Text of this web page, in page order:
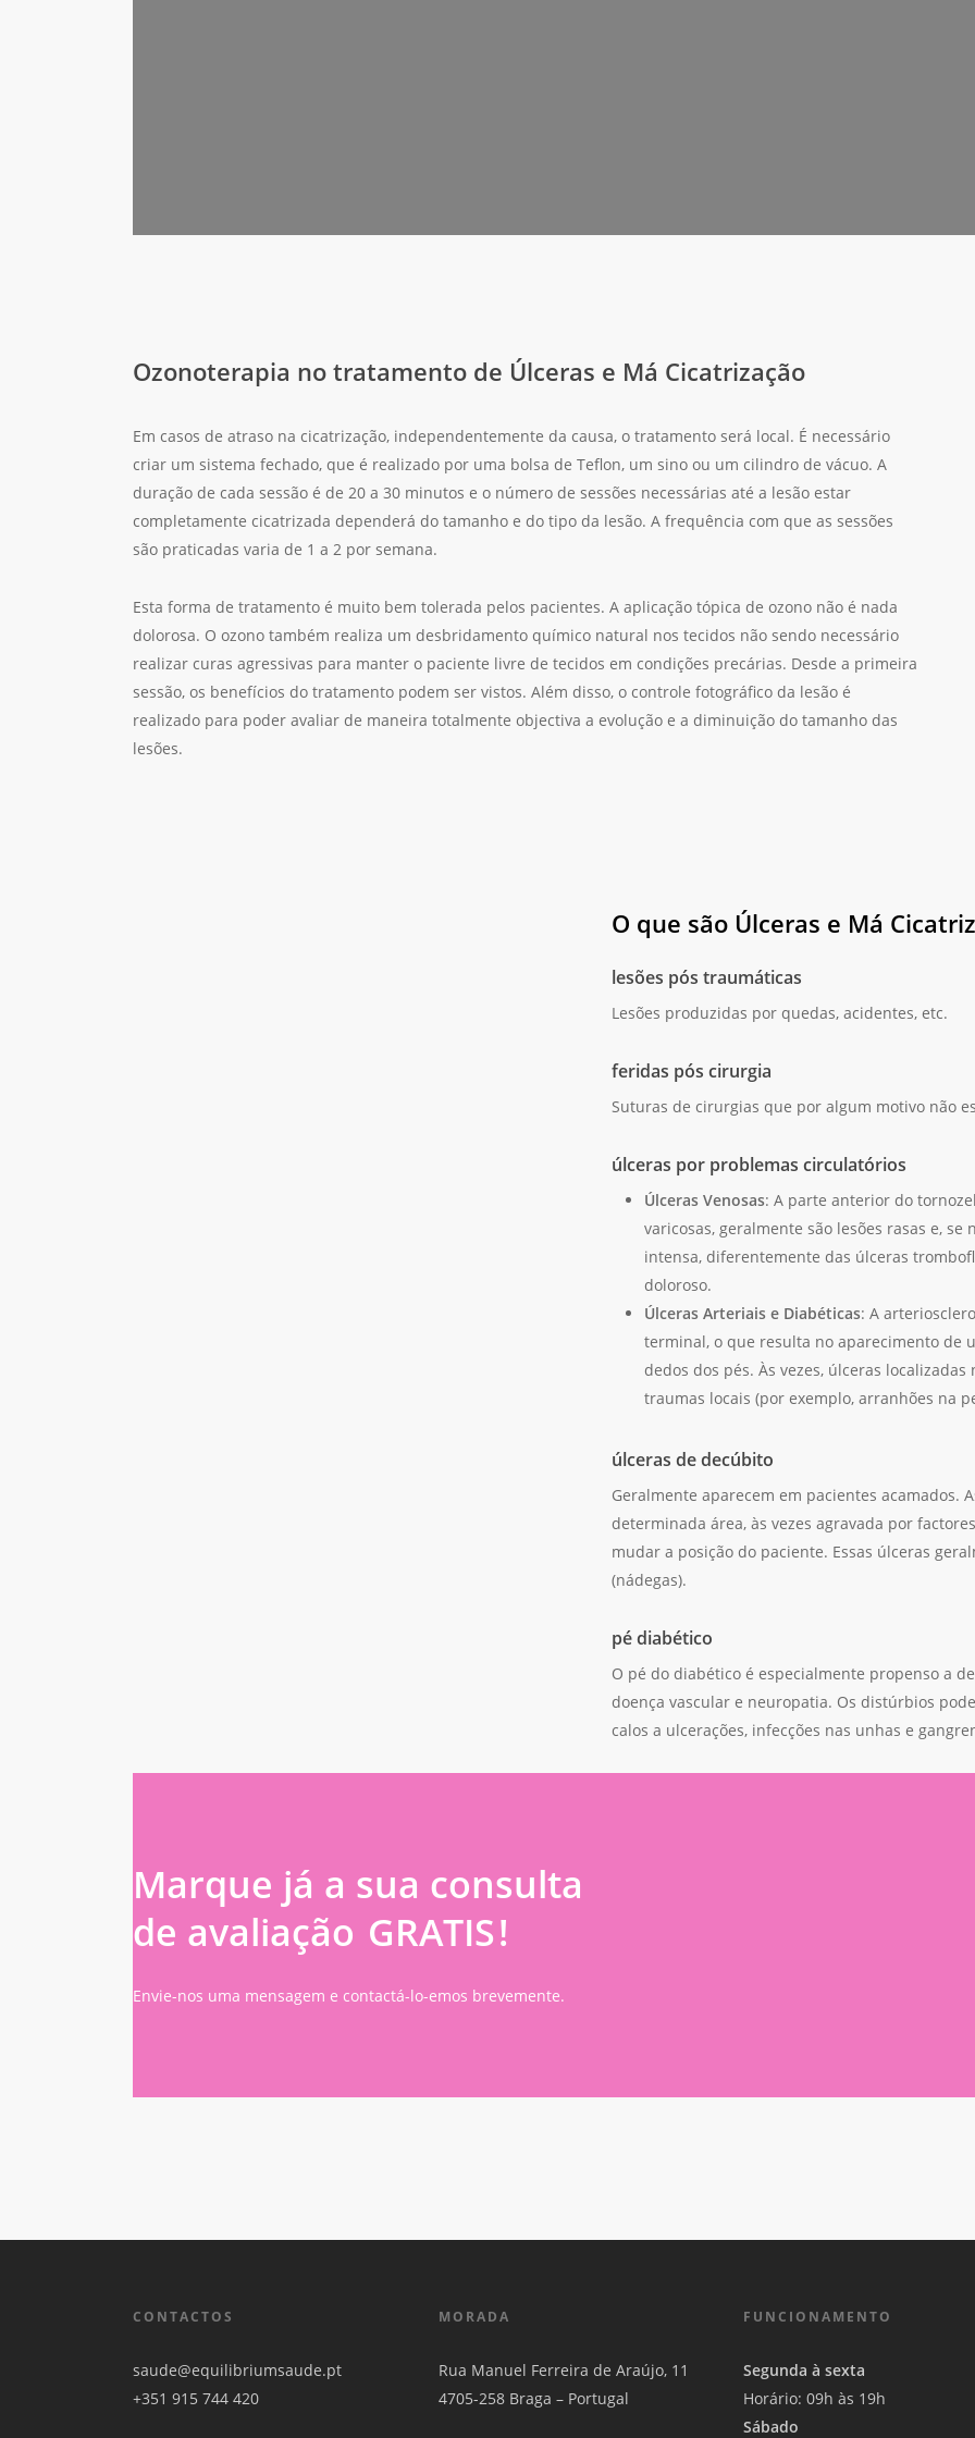
Ozonoterapia no tratamento de Úlceras e Má Cicatrização
Em casos de atraso na cicatrização, independentemente da causa, o tratamento será local. É necessário
criar um sistema fechado, que é realizado por uma bolsa de Teflon, um sino ou um cilindro de vácuo. A
duração de cada sessão é de 20 a 30 minutos e o número de sessões necessárias até a lesão estar
completamente cicatrizada dependerá do tamanho e do tipo da lesão. A frequência com que as sessões
são praticadas varia de 1 a 2 por semana.
Esta forma de tratamento é muito bem tolerada pelos pacientes. A aplicação tópica de ozono não é nada
dolorosa. O ozono também realiza um desbridamento químico natural nos tecidos não sendo necessário
realizar curas agressivas para manter o paciente livre de tecidos em condições precárias. Desde a primeira
sessão, os benefícios do tratamento podem ser vistos. Além disso, o controle fotográfico da lesão é
realizado para poder avaliar de maneira totalmente objectiva a evolução e a diminuição do tamanho das
lesões.
O que são Úlceras e Má
lesões pós traumáticas
Lesões produzidas por quedas, acidentes, etc.
feridas pós cirurgia
Suturas de cirurgias que por algum motivo não
úlceras por problemas circulatórios
Úlceras Venosas: A parte anterior do
varicosas, geralmente são lesões rasas e,
intensa, diferentemente das úlceras
doloroso.
Úlceras Arteriais e Diabéticas: A
terminal, o que resulta no aparecimento de
dedos dos pés. Às vezes, úlceras
traumas locais (por exemplo, arranhões na
úlceras de decúbito
Geralmente aparecem em pacientes acamados.
determinada área, às vezes agravada por
mudar a posição do paciente. Essas úlceras
(nádegas).
pé diabético
O pé do diabético é especialmente propenso a
doença vascular e neuropatia. Os distúrbios
calos a ulcerações, infecções nas unhas e
Marque já a sua consulta
de avaliação GRATIS!
Envie-nos uma mensagem e contactá-lo-emos brevemente.
CONTACTOS
saude@equilibriumsaude.pt
+351 915 744 420
MORADA
Rua Manuel Ferreira de Araújo, 11
4705-258 Braga – Portugal
FUNCIONAMENTO
Segunda à sexta
Horário: 09h às 19h
Sábado